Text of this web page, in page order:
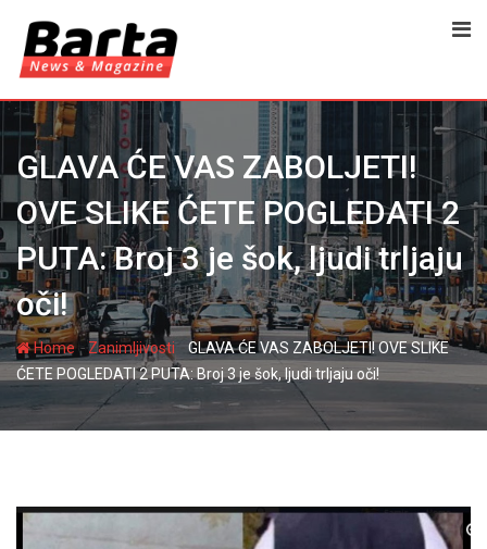
content
GLAVA ĆE VAS ZABOLJETI!
OVE SLIKE ĆETE POGLEDATI 2
PUTA: Broj 3 je šok, ljudi trljaju
oči!
Home-Zanimljivosti
GLAVA ĆE VAS ZABOLJETI! OVE SLIKE
ĆETE POGLEDATI 2 PUTA: Broj 3 je šok, ljudi trljaju oči!